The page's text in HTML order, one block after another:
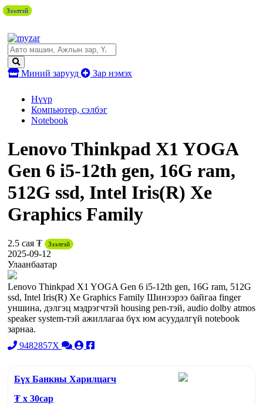
Миний зарууд Зар нэмэх
Нүүр
Компьютер, сэлбэг
Notebook
Lenovo Thinkpad X1 YOGA
Gen 6 i5-12th gen, 16G ram,
512G ssd, Intel Iris(R) Xe
Graphics Family
2.5 сая ₮ Зээлтэй
2025-09-12
Улаанбаатар
Lenovo Thinkpad X1 YOGA Gen 6 i5-12th gen, 16G ram, 512G
ssd, Intel Iris(R) Xe Graphics Family Шинээрээ байгаа finger
уншина, дэлгэц мэдрэгчтэй housing pen-тэй, audio dolby atmos
speaker system-тэй ажиллагаа бүх юм асуудалгүй notebook
зарнаа.
9482857X
Бүх Банкны Харилцагч
₮ x 30сар
Зээлтэй
Зээлтэй
Зээлтэй
Зээлтэй
Зээлтэй
Зээлтэй
Зээлтэй
Зээлтэй